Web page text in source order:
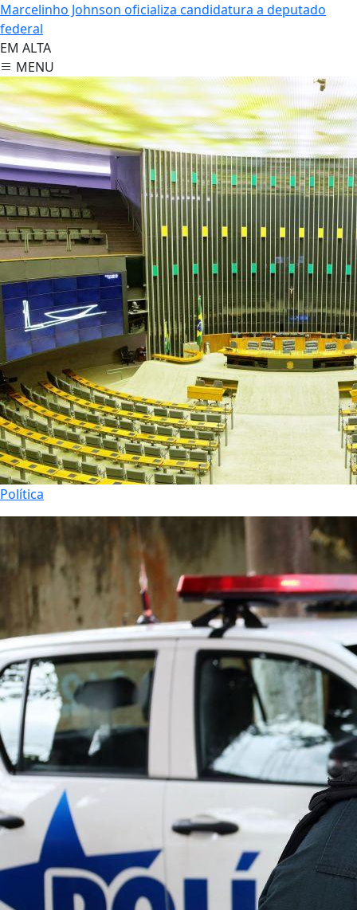
Marcelinho Johnson oficializa candidatura a deputado
federal
EM ALTA
MENU
Política